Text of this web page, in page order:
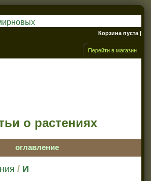
Корзина пуста |
Перейти в магазин
о растениях
оглавление
/ И